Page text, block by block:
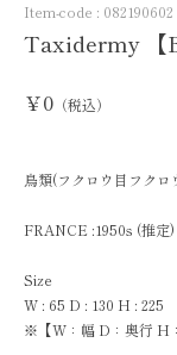
Item-code : 082190602
Taxidermy 【
￥0 （税込）
鳥類(フクロウ目フクロ
FRANCE :1950s (推定)
Size
W : 65 D : 130 H : 225
※【W：幅 D：奥行 H